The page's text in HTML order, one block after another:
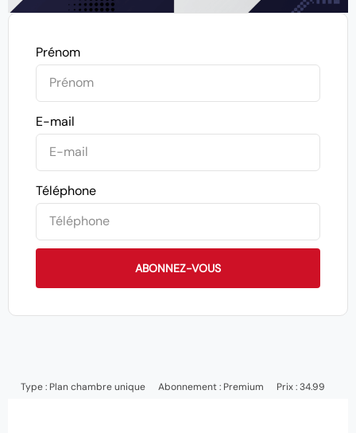
Prénom
E-mail
Téléphone
ABONNEZ-VOUS
Type : Plan chambre unique Abonnement : Premium Prix : 34.99